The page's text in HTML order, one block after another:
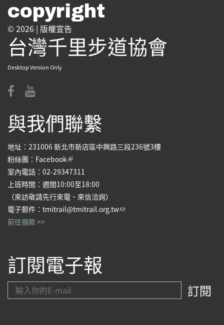
copyright
© 2026 | 版權宣告
台灣千里步道協會
Desktop Version Only
與我們聯繫
地址：231006 新北市新店區中興路三段236號3樓
粉絲團： Facebook(link is external)
室內電話：02-29347311
上班時間：週間10:00至18:00
（來訪敬請先行來電、來信洽詢）
電子郵件： tmitrail@tmitrail.org.tw(link sends e-mail)
前往捐款 >>
訂閱電子報